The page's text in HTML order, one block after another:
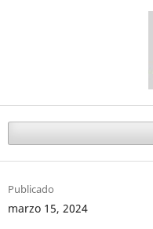
Publicado
marzo 15, 2024